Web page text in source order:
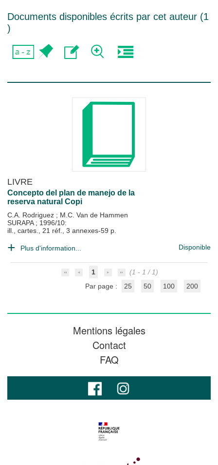
Documents disponibles écrits par cet auteur (1
)
LIVRE
Concepto del plan de manejo de la
reserva natural Copi
C.A. Rodriguez ; M.C. Van de Hammen
SURAPA ; 1996/10:
ill., cartes., 21 réf., 3 annexes-59 p.
Plus d'information... Disponible
1
(1 - 1 / 1)
Par page :
25 50 100 200
Mentions légales
Contact
FAQ